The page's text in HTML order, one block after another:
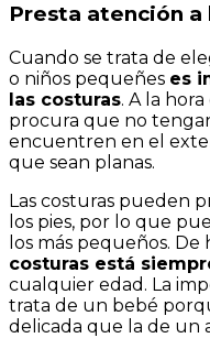
Presta atención a
Cuando se trata de
o niños pequeñes es
las costuras. A la
procura que no
encuentren en el
que sean planas.
Las costuras pueden
los pies, por lo que
los más pequeños. De
costuras está
cualquier edad. La
trata de un bebé
delicada que la de un